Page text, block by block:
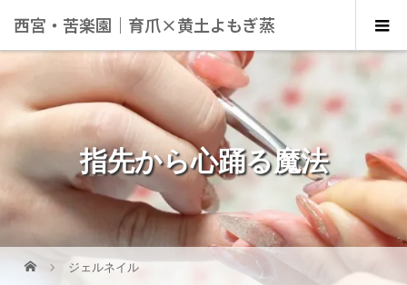
西宮・苦楽園｜育爪×黄土よもぎ蒸
し×体質改善｜女性専用サロン
Salon de Ribbon
指先から心踊る魔法
ジェルネイル